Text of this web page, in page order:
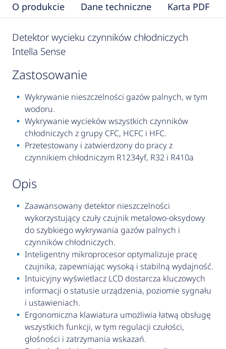
O produkcie Dane techniczne Karta PDF
Detektor wycieku czynników chłodniczych
Intella Sense
zastosowanie
Wykrywanie nieszczelności gazów palnych, w tym
wodoru.
Wykrywanie wycieków wszystkich czynników
chłodniczych z grupy CFC, HCFC i HFC.
Przetestowany i zatwierdzony do pracy z
czynnikiem chłodniczym R1234yf, R32 i R410a
opis
Zaawansowany detektor nieszczelności
wykorzystujący czuły czujnik metalowo-oksydowy
do szybkiego wykrywania gazów palnych i
czynników chłodniczych.
Inteligentny mikroprocesor optymalizuje pracę
czujnika, zapewniając wysoką i stabilną wydajność.
Intuicyjny wyświetlacz LCD dostarcza kluczowych
informacji o statusie urządzenia, poziomie sygnału
i ustawieniach.
Ergonomiczna klawiatura umożliwia łatwą obsługę
wszystkich funkcji, w tym regulacji czułości,
głośności i zatrzymania wskazań.